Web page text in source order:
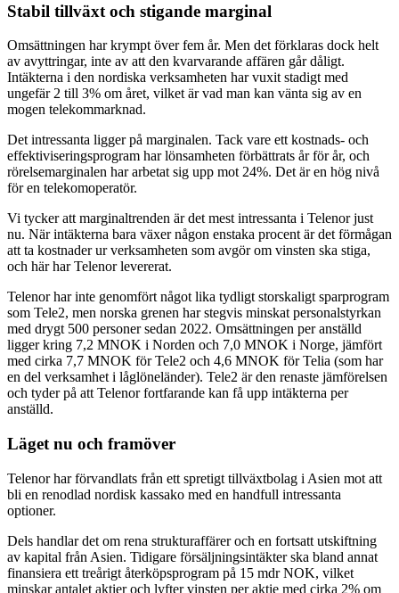
Stabil tillväxt och stigande marginal
Omsättningen har krympt över fem år. Men det förklaras dock helt
av avyttringar, inte av att den kvarvarande affären går dåligt.
Intäkterna i den nordiska verksamheten har vuxit stadigt med
ungefär 2 till 3% om året, vilket är vad man kan vänta sig av en
mogen telekommarknad.
Det intressanta ligger på marginalen. Tack vare ett kostnads- och
effektiviseringsprogram har lönsamheten förbättrats år för år, och
rörelsemarginalen har arbetat sig upp mot 24%. Det är en hög nivå
för en telekomoperatör.
Vi tycker att marginaltrenden är det mest intressanta i Telenor just
nu. När intäkterna bara växer någon enstaka procent är det förmågan
att ta kostnader ur verksamheten som avgör om vinsten ska stiga,
och här har Telenor levererat.
Telenor har inte genomfört något lika tydligt storskaligt sparprogram
som Tele2, men norska grenen har stegvis minskat personalstyrkan
med drygt 500 personer sedan 2022. Omsättningen per anställd
ligger kring 7,2 MNOK i Norden och 7,0 MNOK i Norge, jämfört
med cirka 7,7 MNOK för Tele2 och 4,6 MNOK för Telia (som har
en del verksamhet i låglöneländer). Tele2 är den renaste jämförelsen
och tyder på att Telenor fortfarande kan få upp intäkterna per
anställd.
Läget nu och framöver
Telenor har förvandlats från ett spretigt tillväxtbolag i Asien mot att
bli en renodlad nordisk kassako med en handfull intressanta
optioner.
Dels handlar det om rena strukturaffärer och en fortsatt utskiftning
av kapital från Asien. Tidigare försäljningsintäkter ska bland annat
finansiera ett treårigt återköpsprogram på 15 mdr NOK, vilket
minskar antalet aktier och lyfter vinsten per aktie med cirka 2% om